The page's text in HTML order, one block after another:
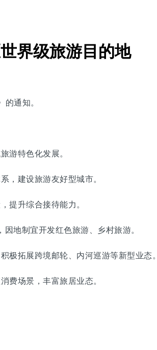
界级旅游目的地
通知。
游特色化发展。
建设旅游友好型城市。
升综合接待能力。
地制宜开发红色旅游、乡村旅游。
拓展跨境邮轮、内河巡游等新型业态。
场景，丰富旅居业态。